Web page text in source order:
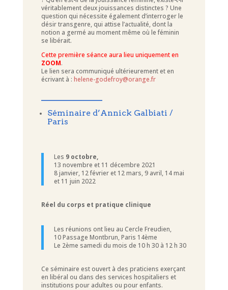
véritablement deux jouissances distinctes ? Une
question qui nécessite également d’interroger le
désir transgenre, qui attise l’actualité, dont la
notion a germé au moment même où le féminin
se libérait.
Cette première séance aura lieu uniquement en
ZOOM.
Le lien sera communiqué ultérieurement et en
écrivant à : helene-godefroy@orange.fr
Séminaire d’Annick Galbiati /
Paris
Les 9 octobre,
13 novembre et 11 décembre 2021
8 janvier, 12 février et 12 mars, 9 avril, 14 mai
et 11 juin 2022
Réel du corps et pratique clinique
Les réunions ont lieu au Cercle Freudien,
10 Passage Montbrun, Paris 14ème
Le 2ème samedi du mois de 10 h 30 à 12 h 30
Ce séminaire est ouvert à des praticiens exerçant
en libéral ou dans des services hospitaliers et
institutions pour adultes ou pour enfants.